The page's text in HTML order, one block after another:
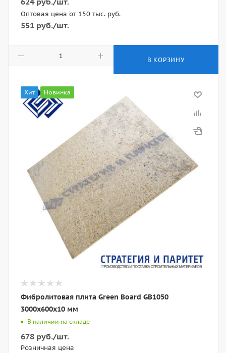
Оптовая цена от 150 тыс. руб.
551 руб./шт.
В КОРЗИНУ
Хит Новинка
Фибролитовая плита Green Board GB1050
3000х600x10 мм
В наличии на складе
678 руб./шт.
Розничная цена